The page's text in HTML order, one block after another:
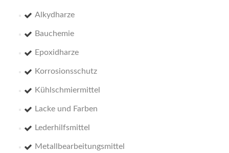
Alkydharze
Bauchemie
Epoxidharze
Korrosionsschutz
Kühlschmiermittel
Lacke und Farben
Lederhilfsmittel
Metallbearbeitungsmittel